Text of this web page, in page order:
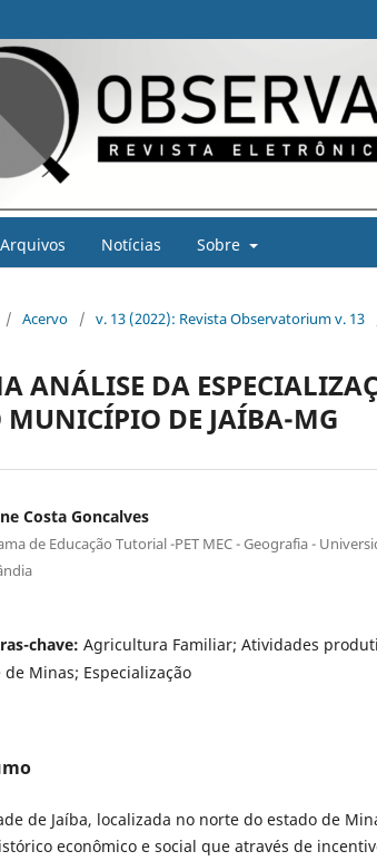
Arquivos Notícias Sobre
/ Acervo / v. 13 (2022): Revista Observatorium v. 13
ANÁLISE DA
MUNICÍPIO DE JAÍBA-MG
Costa Goncalves
de Educação Tutorial -PET MEC - Geografia -
chave: Agricultura Familiar; Atividades
de Minas; Especialização
de Jaíba, localizada no norte do estado de
econômico e social que através de